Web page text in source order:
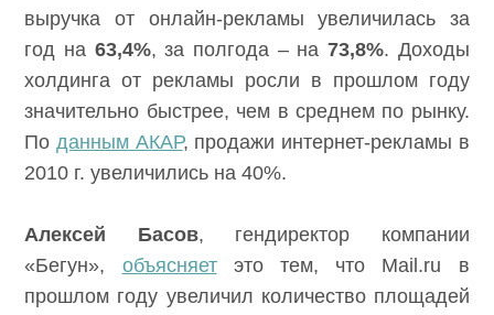
выручка от онлайн-рекламы увеличилась за
год на 63,4%, за полгода – на 73,8%. Доходы
холдинга от рекламы росли в прошлом году
значительно быстрее, чем в среднем по рынку.
По данным АКАР, продажи интернет-рекламы в
2010 г. увеличились на 40%.
Алексей Басов, гендиректор компании
«Бегун», объясняетэто тем, что Mail.ru в
прошлом году увеличил количество площадей